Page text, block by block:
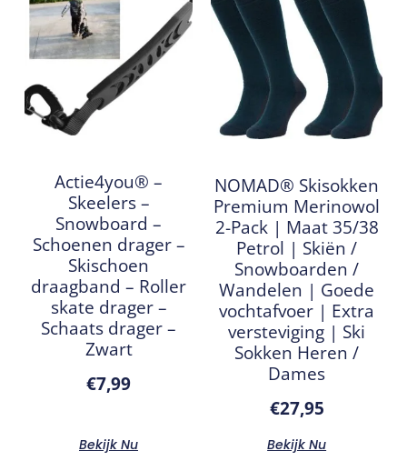
Actie4you® –
Skeelers –
Snowboard –
Schoenen drager –
Skischoen
draagband – Roller
skate drager –
Schaats drager –
Zwart
€7,99
Bekijk Nu
NOMAD® Skisokken
Premium Merinowol
2-Pack | Maat 35/38
Petrol | Skiën /
Snowboarden /
Wandelen | Goede
vochtafvoer | Extra
versteviging | Ski
Sokken Heren /
Dames
€27,95
Bekijk Nu